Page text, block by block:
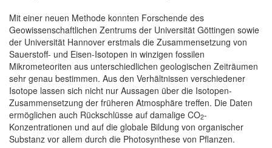
Mit einer neuen Methode konnten Forschende des
Geowissenschaftlichen Zentrums der Universität Göttingen sowie
der Universität Hannover erstmals die Zusammensetzung von
Sauerstoff- und Eisen-Isotopen in winzigen fossilen
Mikrometeoriten aus unterschiedlichen geologischen Zeiträumen
sehr genau bestimmen. Aus den Verhältnissen verschiedener
Isotope lassen sich nicht nur Aussagen über die Isotopen-
Zusammensetzung der früheren Atmosphäre treffen. Die Daten
ermöglichen auch Rückschlüsse auf damalige CO2-
Konzentrationen und auf die globale Bildung von organischer
Substanz vor allem durch die Photosynthese von Pflanzen.